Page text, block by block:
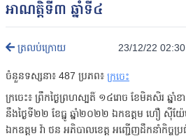
អាណត្តិទី៣ ឆ្នាំទី៤
ត្រលប់ក្រោយ 23/12/22 02:30
ចំនួនទស្សនា៖ 487 ប្រភព៖ ក្រចេះ
ក្រចេះ៖ ព្រឹកថ្ងៃព្រហស្បតិ៍ ១៤រោច ខែមិគសិរ ឆ្ន
នឹងថ្ងៃទី២២ ខែធ្នូ ឆ្នាំ២០២២ ឯកឧត្តម ហឿ ស៊ីយ៉ែម
ឯកឧត្ដម វ៉ា ថន អភិបាលខេត្ត អញ្ជើញដឹកនាំកិច្